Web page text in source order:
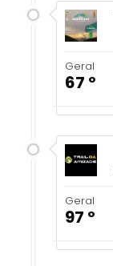
Geral
67 º
Geral
97 º